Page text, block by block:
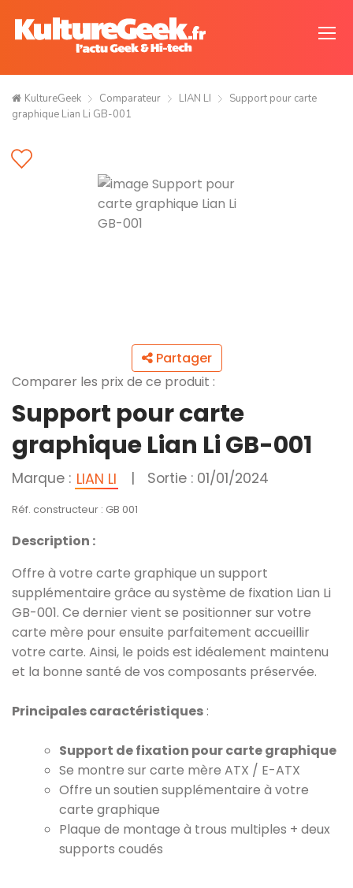
KultureGeek Comparateur LIAN LI
Support pour carte
graphique Lian Li GB-001
Partager
Comparer les prix de ce produit :
Support pour carte
graphique Lian Li GB-001
Marque : LIAN LI | Sortie : 01/01/2024
Réf. constructeur : GB 001
Description :
Offre à votre carte graphique un support
supplémentaire grâce au système de fixation Lian Li
GB-001. Ce dernier vient se positionner sur votre
carte mère pour ensuite parfaitement accueillir
votre carte. Ainsi, le poids est idéalement maintenu
et la bonne santé de vos composants préservée.
Principales caractéristiques :
Support de fixation pour carte graphique
Se montre sur carte mère ATX / E-ATX
Offre un soutien supplémentaire à votre
carte graphique
Plaque de montage à trous multiples + deux
supports coudés